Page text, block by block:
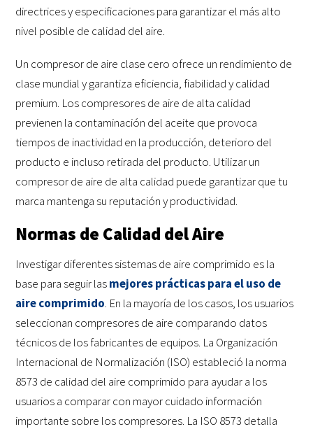
directrices y especificaciones para garantizar el más alto
nivel posible de calidad del aire.
Un compresor de aire clase cero ofrece un rendimiento de
clase mundial y garantiza eficiencia, fiabilidad y calidad
premium. Los compresores de aire de alta calidad
previenen la contaminación del aceite que provoca
tiempos de inactividad en la producción, deterioro del
producto e incluso retirada del producto. Utilizar un
compresor de aire de alta calidad puede garantizar que tu
marca mantenga su reputación y productividad.
Normas de Calidad del Aire
Investigar diferentes sistemas de aire comprimido es la
base para seguir lasmejores prácticas para el uso de
aire comprimido. En la mayoría de los casos, los usuarios
seleccionan compresores de aire comparando datos
técnicos de los fabricantes de equipos. La Organización
Internacional de Normalización (ISO) estableció la norma
8573 de calidad del aire comprimido para ayudar a los
usuarios a comparar con mayor cuidado información
importante sobre los compresores. La ISO 8573 detalla